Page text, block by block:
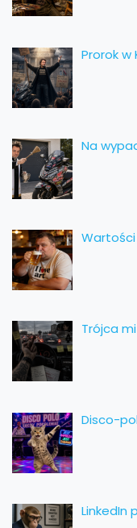
Prorok w
Na
Trójca
Disco-
LinkedIn